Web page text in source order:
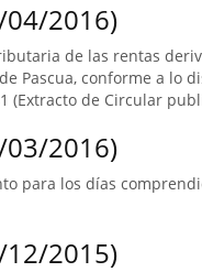
04/2016)
de las rentas
Pascua, conforme a lo
(Extracto de Circular
03/2016)
para los días
12/2015)